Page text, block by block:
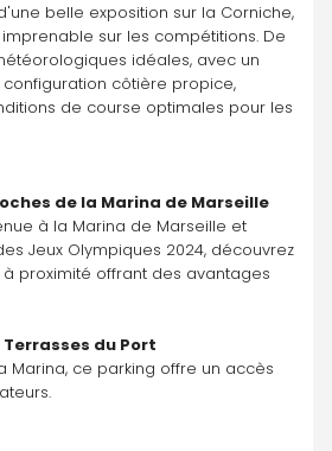
belle exposition sur la Corniche,
sur les compétitions. De
idéales, avec un
côtière propice,
de course optimales pour les
de la Marina de Marseille
à la Marina de Marseille et
Jeux Olympiques 2024, découvrez
à proximité offrant des avantages
Terrasses du Port
Marina, ce parking offre un accès